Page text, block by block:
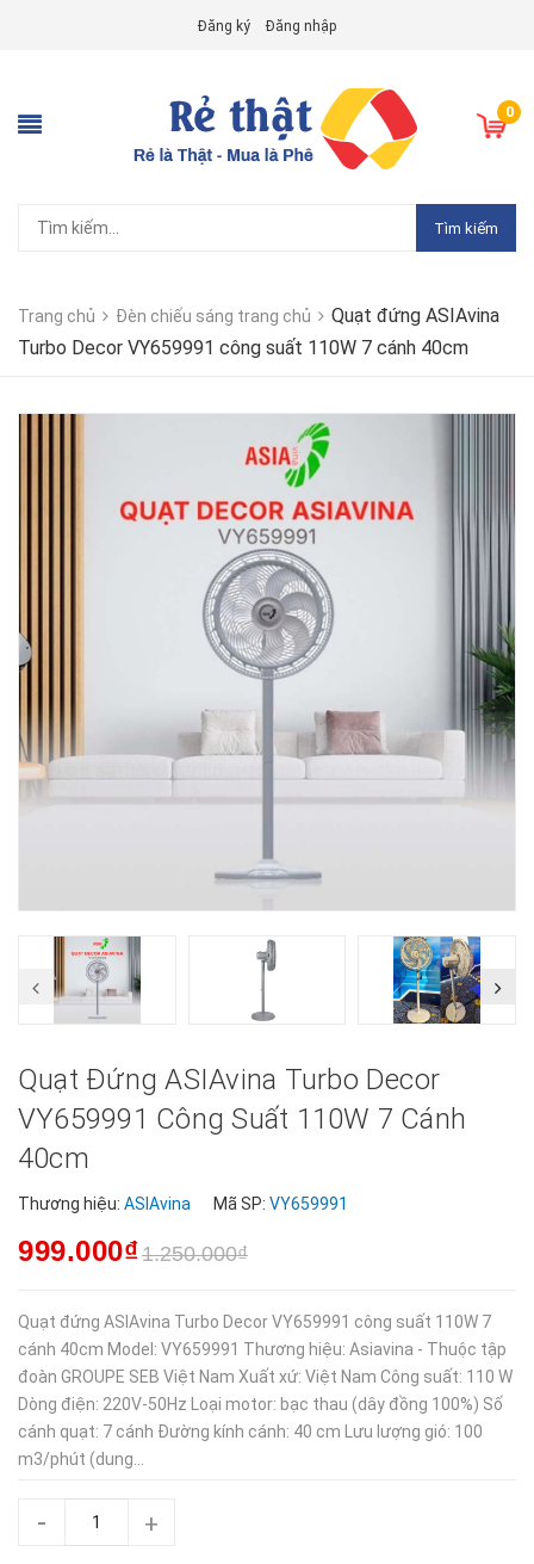
Đăng ký Đăng nhập
0
Tìm kiếm
Trang chủ Đèn chiếu sáng trang chủ
Quạt đứng ASIAvina
Turbo Decor VY659991 công suất 110W 7 cánh 40cm
Quạt Đứng ASIAvina Turbo Decor
VY659991 Công Suất 110W 7 Cánh
40cm
Thương hiệu: ASIAvina Mã SP: VY659991
999.000₫1.250.000₫
Quạt đứng ASIAvina Turbo Decor VY659991 công suất 110W 7
cánh 40cm Model: VY659991 Thương hiệu: Asiavina - Thuộc tập
đoàn GROUPE SEB Việt Nam Xuất xứ: Việt Nam Công suất: 110 W
Dòng điện: 220V-50Hz Loại motor: bạc thau (dây đồng 100%) Số
cánh quạt: 7 cánh Đường kính cánh: 40 cm Lưu lượng gió: 100
m3/phút (dung...
- +